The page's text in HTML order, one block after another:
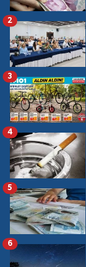
2
3
4
5
6